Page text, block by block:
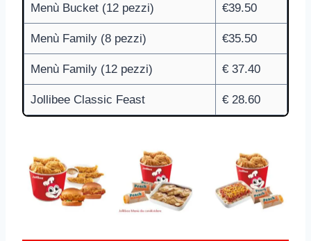
Menù Bucket (12 pezzi) €39.50
Menù Family (8 pezzi) €35.50
Menù Family (12 pezzi) € 37.40
Jollibee Classic Feast € 28.60